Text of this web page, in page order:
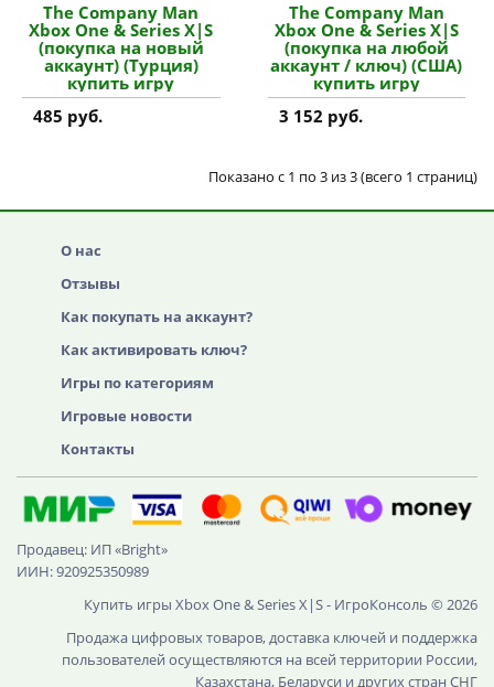
The Company Man
Xbox One & Series X|S
(покупка на новый
аккаунт) (Турция)
купить игру
485 руб.
The Company Man
Xbox One & Series X|S
(покупка на любой
аккаунт / ключ) (США)
купить игру
3 152 руб.
Показано с 1 по 3 из 3 (всего 1 страниц)
О нас
Отзывы
Как покупать на аккаунт?
Как активировать ключ?
Игры по категориям
Игровые новости
Контакты
Продавец: ИП «Bright»
ИИН: 920925350989
Купить игры Xbox One & Series X|S - ИгроКонсоль © 2026
Продажа цифровых товаров, доставка ключей и поддержка
пользователей осуществляются на всей территории России,
Казахстана, Беларуси и других стран СНГ